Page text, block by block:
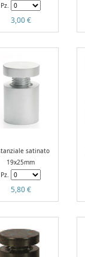
Pz.
3,00 €
satinato
19x25mm
Pz.
5,80 €